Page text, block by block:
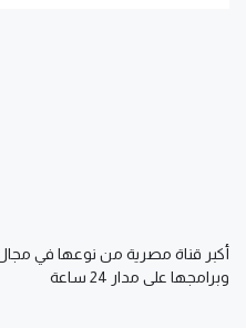
أكبر قناة مصرية من نوعها في مجال
وبرامجها على مدار 24 ساعة